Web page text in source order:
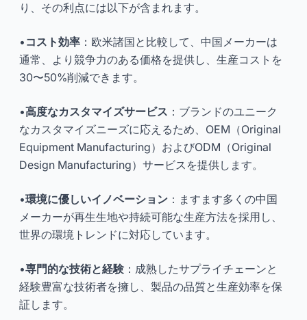
り、その利点には以下が含まれます。
• コスト効率 ：欧米諸国と比較して、中国メーカーは
通常、より競争力のある価格を提供し、生産コストを
30〜50%削減できます。
•高度なカスタマイズサービス ：ブランドのユニーク
なカスタマイズニーズに応えるため、OEM（Original
Equipment Manufacturing）およびODM（Original
Design Manufacturing）サービスを提供します。
•環境に優しいイノベーション ：ますます多くの中国
メーカーが再生生地や持続可能な生産方法を採用し、
世界の環境トレンドに対応しています。
•専門的な技術と経験 ：成熟したサプライチェーンと
経験豊富な技術者を擁し、製品の品質と生産効率を保
証します。